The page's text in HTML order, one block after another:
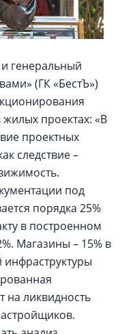
генеральный
(ГК «БестЪ»)
проектах: «В
проектных
следствие –
под
порядка 25%
в построенном
Магазины – 15% в
инфраструктуры
на ликвидность